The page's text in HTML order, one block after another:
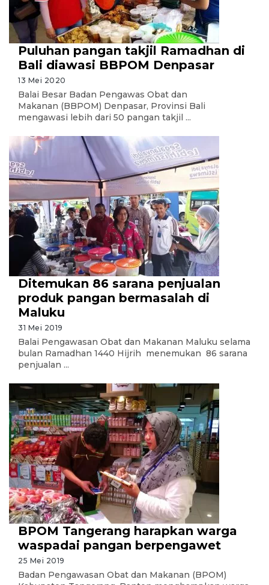
Puluhan pangan takjil Ramadhan di
Bali diawasi BBPOM Denpasar
13 Mei 2020
Balai Besar Badan Pengawas Obat dan
Makanan (BBPOM) Denpasar, Provinsi Bali
mengawasi lebih dari 50 pangan takjil ...
Ditemukan 86 sarana penjualan
produk pangan bermasalah di
Maluku
31 Mei 2019
Balai Pengawasan Obat dan Makanan Maluku selama
bulan Ramadhan 1440 Hijrih menemukan 86 sarana
penjualan ...
BPOM Tangerang harapkan warga
waspadai pangan berpengawet
25 Mei 2019
Badan Pengawasan Obat dan Makanan (BPOM)